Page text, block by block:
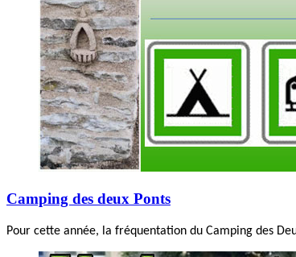
Camping des deux Ponts
Pour cette année, la fréquentation du Camping des